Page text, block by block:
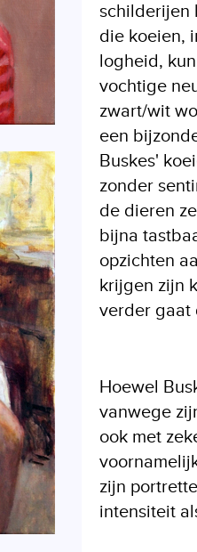
schilderijen
die koeien,
logheid,
vochtige
zwart/wit
een
Buskes'
zonder
de dieren
bijna
opzichten
krijgen zijn
verder gaat
Hoewel
vanwege
ook met
zijn
intensiteit